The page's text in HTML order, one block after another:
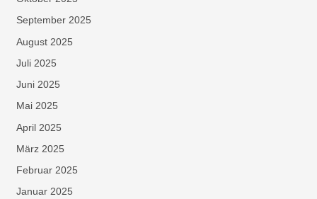
September 2025
August 2025
Juli 2025
Juni 2025
Mai 2025
April 2025
März 2025
Februar 2025
Januar 2025